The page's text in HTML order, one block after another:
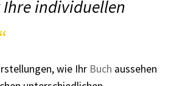
individuellen
wie Ihr Buch aussehen